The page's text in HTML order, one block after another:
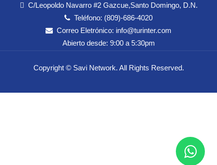
C/Leopoldo Navarro #2 Gazcue,Santo Domingo, D.N.
Teléfono: (809)-686-4020
Correo Eletrónico: info@turinter.com
Abierto desde: 9:00 a 5:30pm
Copyright © Savi Network. All Rights Reserved.